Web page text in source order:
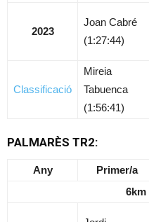
2023
Joan Cabré
(1:27:44)
Classificació
Mireia
Tabuenca
(1:56:41)
PALMARÈS TR2:
Any Primer/a
6km